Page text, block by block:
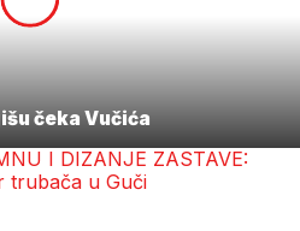
čeka Vučića